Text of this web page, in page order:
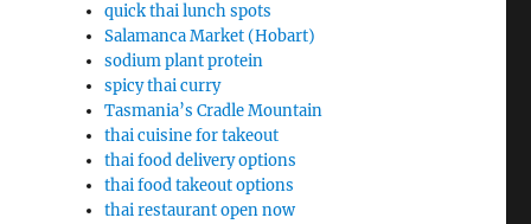
quick thai lunch spots
Salamanca Market (Hobart)
sodium plant protein
spicy thai curry
Tasmania’s Cradle Mountain
thai cuisine for takeout
thai food delivery options
thai food takeout options
thai restaurant open now